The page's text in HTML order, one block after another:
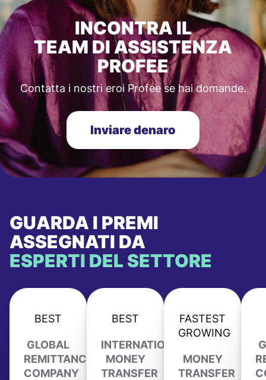
INCONTRA IL
TEAM DI ASSISTENZA
PROFEE
Contatta i nostri eroi Profee se hai domande.
Inviare denaro
GUARDA I PREMI
ASSEGNATI DA
ESPERTI DEL SETTORE
BEST
GLOBAL
REMITTANCE
COMPANY
BEST
INTERNATIONAL
MONEY
TRANSFER
FASTEST
GROWING
MONEY
TRANSFER